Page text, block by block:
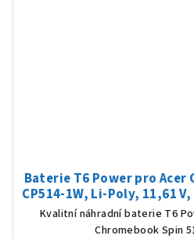
Baterie T6 Power pro Acer
CP514-1W, Li-Poly, 11,61
černá
Kvalitní náhradní baterie T6
Chromebook Spin